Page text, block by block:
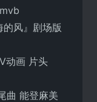
风』剧场版
动画 片头
曲 能登麻美